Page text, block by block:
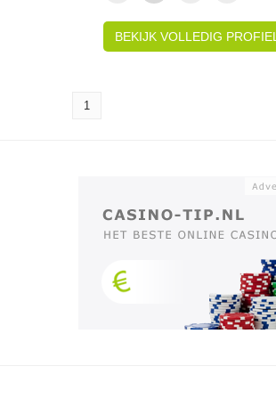
BEKIJK VOLLEDIG PROFIEL
1